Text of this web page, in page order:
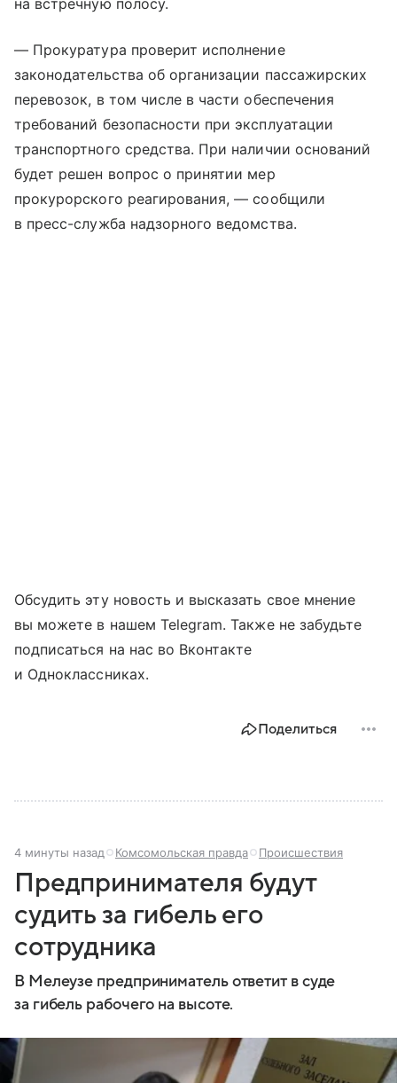
— Прокуратура проверит исполнение
законодательства об организации пассажирских
перевозок, в том числе в части обеспечения
требований безопасности при эксплуатации
транспортного средства. При наличии оснований
будет решен вопрос о принятии мер
прокурорского реагирования, — сообщили
в пресс-служба надзорного ведомства.
Обсудить эту новость и высказать свое мнение
вы можете в нашем Telegram. Также не забудьте
подписаться на нас во Вконтакте
и Одноклассниках.
Поделиться
4 минуты назад Комсомольская правда Происшествия
Предпринимателя будут
судить за гибель его
сотрудника
В Мелеузе предприниматель ответит в суде
за гибель рабочего на высоте.